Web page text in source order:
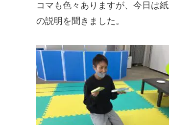
コマも色々ありますが、今日は
の説明を聞きました。